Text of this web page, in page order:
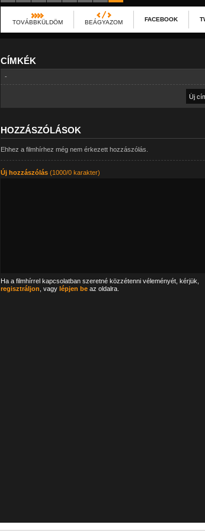
TOVÁBBKÜLDÖM BEÁGYAZOM FACEBOOK
CÍMKÉK
-
HOZZÁSZÓLÁSOK
Ehhez a filmhírhez még nem érkezett hozzászólás.
Új hozzászólás(1000/0 karakter)
Ha a filmhírrel kapcsolatban szeretné közzétenni véleményét, kérjük,
regisztráljon , vagy lépjen beaz oldalra.